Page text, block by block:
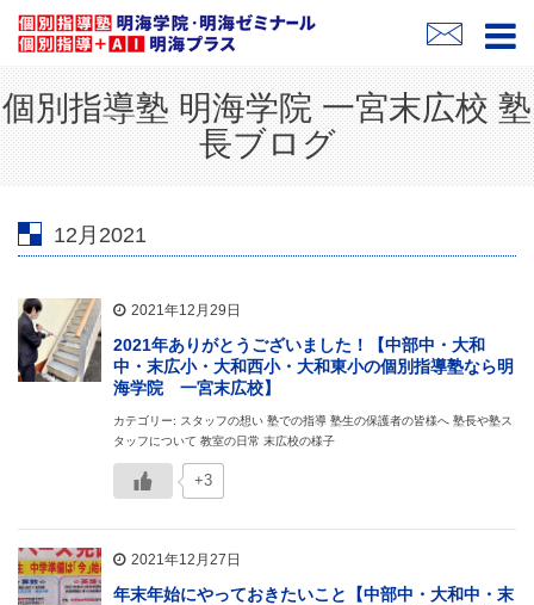
個別指導塾 明海学院 一宮末広校 塾
長ブログ
12月2021
2021年12月29日
2021年ありがとうございました！【中部中・大和
中・末広小・大和西小・大和東小の個別指導塾なら明
海学院 一宮末広校】
カテゴリー: スタッフの想い 塾での指導 塾生の保護者の皆様へ 塾長や塾ス
タッフについて 教室の日常 末広校の様子
+3
2021年12月27日
年末年始にやっておきたいこと【中部中・大和中・末